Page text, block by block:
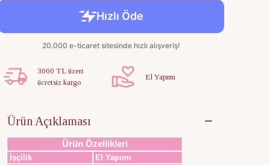
3000 TL üzeri
ücretsiz kargo
El Yapımı
Ürün Açıklaması
Ürün Özellikleri
İşçilik
El Yapımı